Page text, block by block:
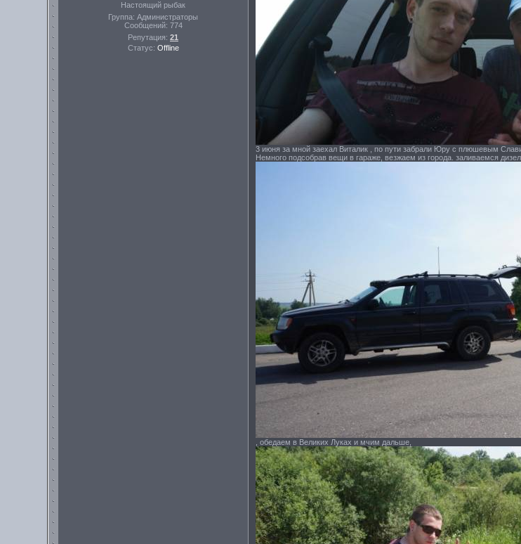
Настоящий рыбак
Группа: Администраторы
Сообщений: 774
Репутация: 21
Статус: Offline
3 июня за мной заехал Виталик , по пути забрали Юру с плюшевым
Немного подсобрав вещи в гараже, везжаем из города. заливаемся
, обедаем в Великих Луках и мчим дальше,